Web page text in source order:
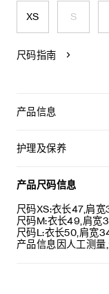
XS S
尺码指南
产品信息
TRIOMPHE贴饰
罗纹饰边
编号：
护理及保养
仅使用不含漂白剂的
最高熨烫温度：
不可使用蒸汽。
本品可用芳香化合物
产品尺码信息
尺码XS:衣长47,肩
尺码M:衣长49,肩宽
尺码L:衣长50,肩宽
产品信息因人工测